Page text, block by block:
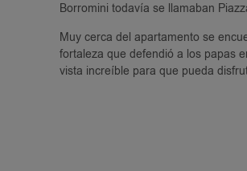
Borromini todavía se llamaban
Muy cerca del apartamento se
fortaleza que defendió a los papas
vista increíble para que pueda